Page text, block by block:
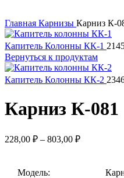
Главная Карнизы Карниз К-
Капитель Колонны КК-1
Вернуться к продуктам
Капитель Колонны КК-2
Карниз К-081
228,00 ₽ – 803,00 ₽Диапазон
Модель: